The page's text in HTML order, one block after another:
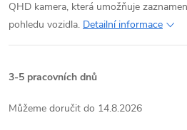
QHD kamera, která umožňuje
pohledu vozidla. Detailní informace
3-5 pracovních dnů
14.8.2026